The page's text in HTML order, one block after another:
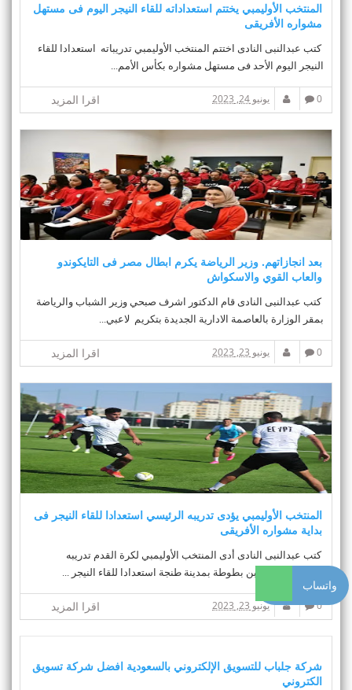
المنتخب الأوليمبي يختتم استعداداته للقاء النيجر اليوم فى مستهل
مشواره الأفريقى
كتب عبدالنبى النادى اختتم المنتخب الأوليمبي تدريباته استعدادا للقاء
النيجر اليوم الأحد فى مستهل مشواره بكأس الأمم...
اقرا المزيد 0 يونيو 24, 2023
بعد انجازاتهم. وزير الرياضة يكرم ابطال مصر فى التايكوندو
والعاب القوي والاسكواش
كتب عبدالنبى النادى قام الدكتور اشرف صبحي وزير الشباب والرياضة
بمقر الوزارة بالعاصمة الادارية الجديدة بتكريم لاعبي...
اقرا المزيد 0 يونيو 23, 2023
المنتخب الأوليمبي يؤدى تدريبه الرئيسي استعدادا للقاء النيجر فى
بداية مشواره الأفريقى
كتب عبدالنبى النادى أدى المنتخب الأوليمبي لكرة القدم تدريبه
الرئيسي باستاد بن بطوطة بمدينة طنجة استعدادا للقاء النيجر ...
اقرا المزيد 0 يونيو 23, 2023
شركة جلباب للتسويق الإلكتروني بالسعودية افضل شركة تسويق
الكتروني
واتساب